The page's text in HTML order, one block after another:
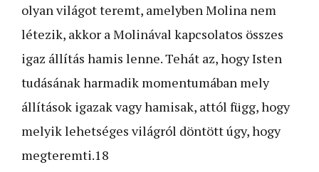
olyan világot teremt, amelyben Molina nem
létezik, akkor a Molinával kapcsolatos összes
igaz állítás hamis lenne. Tehát az, hogy Isten
tudásának harmadik momentumában mely
állítások igazak vagy hamisak, attól függ, hogy
melyik lehetséges világról döntött úgy, hogy
megteremti.18